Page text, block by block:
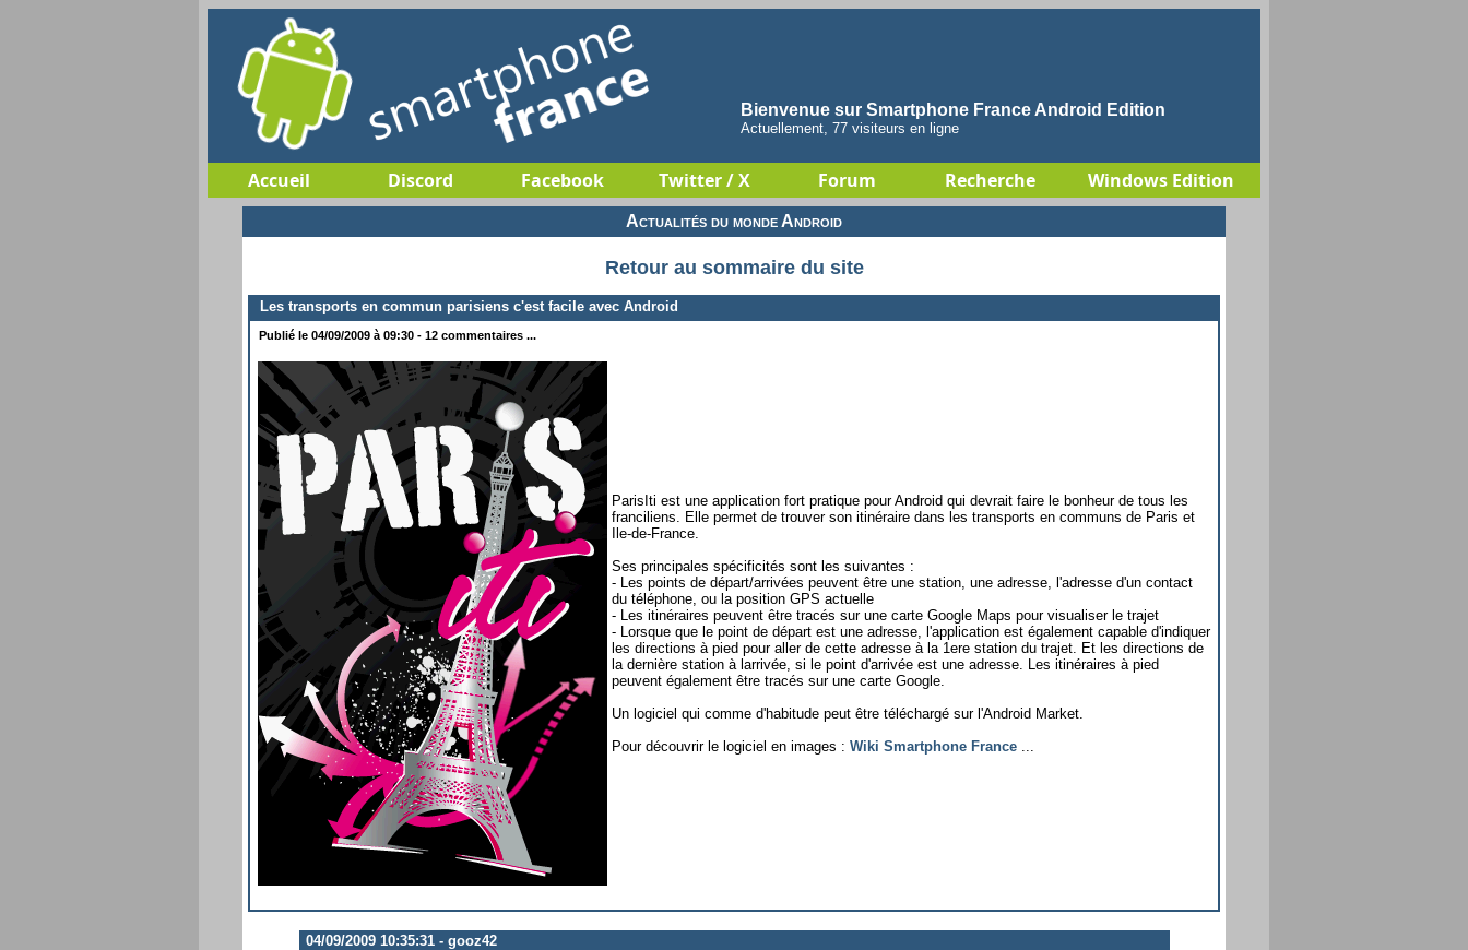
Bienvenue sur Smartphone France Android Edition
Actuellement, 77 visiteurs en ligne
Accueil Discord Facebook Twitter / X Forum Recherche Windows Edition
Actualités du monde Android
Retour au sommaire du site
Les transports en commun parisiens c'est facile avec Android
Publié le 04/09/2009 à 09:30 - 12 commentaires ...
ParisIti est une application fort pratique pour Android qui devrait faire le bonheur de tous les
franciliens. Elle permet de trouver son itinéraire dans les transports en communs de Paris et
Ile-de-France.
Ses principales spécificités sont les suivantes :
- Les points de départ/arrivées peuvent être une station, une adresse, l'adresse d'un contact
du téléphone, ou la position GPS actuelle
- Les itinéraires peuvent être tracés sur une carte Google Maps pour visualiser le trajet
- Lorsque que le point de départ est une adresse, l'application est également capable d'indiquer
les directions à pied pour aller de cette adresse à la 1ere station du trajet. Et les directions de
la dernière station à larrivée, si le point d'arrivée est une adresse. Les itinéraires à pied
peuvent également être tracés sur une carte Google.
Un logiciel qui comme d'habitude peut être téléchargé sur l'Android Market.
Pour découvrir le logiciel en images : Wiki Smartphone France
04/09/2009 10:35:31 - gooz42